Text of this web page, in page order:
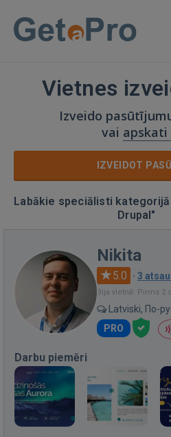
Vietnes
Izveido
vai apskati
IZVEIDOT
Labākie speciālisti
Drupal"
Nikita
5.0 · 3
Bija vietnē: Pirms 2
Latviski, По-
PRO
Darbu piemēri